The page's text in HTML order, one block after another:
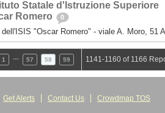
Statale d'Istruzione Superiore
Romero
0
"Oscar Romero" - viale A. Moro, 51
1 57 58 59 1141-1160 of 1166
Get Alerts Contact Us Crowdmap TOS